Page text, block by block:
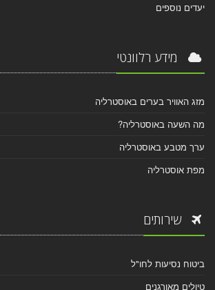
יעדים נוספים
מידע רלוונטי
מזג האוויר בערים באוסטרליה
מה השעה באוסטרליה?
ערך מטבע באוסטרליה
מפת אוסטרליה
שירותים
ביטוח נסיעות לחו"ל
טיולים מאורגנים